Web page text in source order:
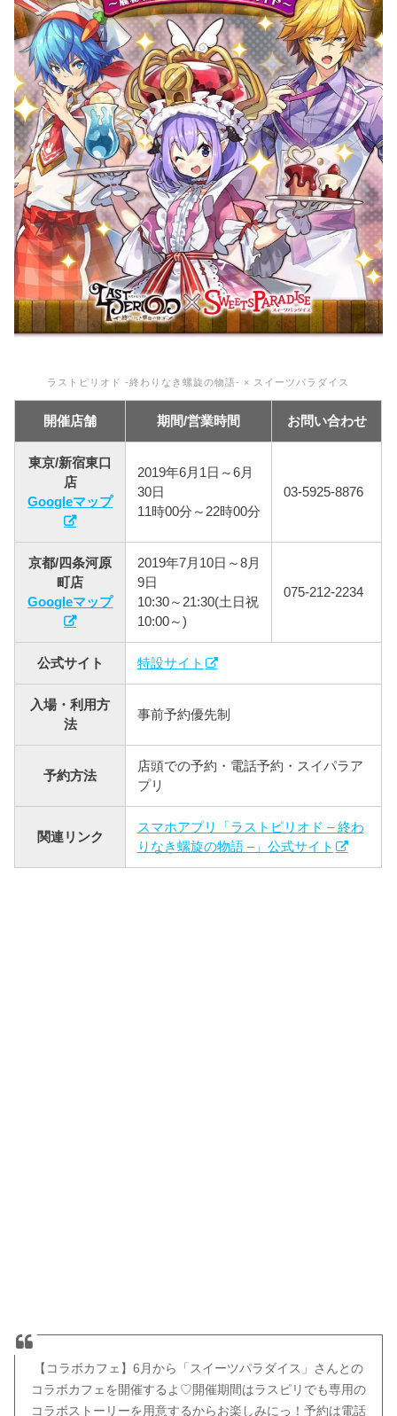
ラストピリオド -終わりなき螺旋の物語- × スイーツパラダイス
開催店舗 期間/営業時間 お問い合わせ
東京/新宿東口
店
Googleマップ
2019年6月1日～6月
30日
11時00分～22時00分
03-5925-8876
京都/四条河原
町店
Googleマップ
2019年7月10日～8月
9日
10:30～21:30(土日祝
10:00～)
075-212-2234
公式サイト 特設サイト
入場・利用方
法
事前予約優先制
予約方法
店頭での予約・電話予約・スイパラア
プリ
関連リンク
スマホアプリ「ラストピリオド – 終わ
りなき螺旋の物語 –」公式サイト
【コラボカフェ】6月から「スイーツパラダイス」さんとの
コラボカフェを開催するよ♡開催期間はラスピリでも専用の
コラボストーリーを用意するからお楽しみにっ！予約は電話